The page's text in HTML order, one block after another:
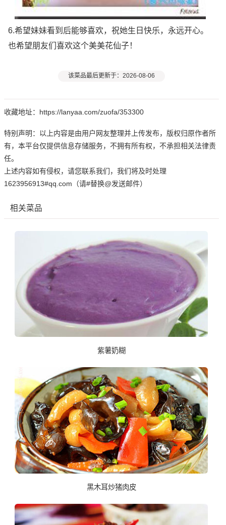
6.希望妹妹看到后能够喜欢，祝她生日快乐，永远开心。
也希望朋友们喜欢这个美美花仙子！
该菜品最后更新于：2026-08-06
收藏地址：https://lanyaa.com/zuofa/353300
特别声明：以上内容是由用户网友整理并上传发布，版权归原作者所
有，本平台仅提供信息存储服务，不拥有所有权，不承担相关法律责
任。
上述内容如有侵权，请您联系我们，我们将及时处理
1623956913#qq.com（请#替换@发送邮件）
相关菜品
紫薯奶糊
黑木耳炒猪肉皮